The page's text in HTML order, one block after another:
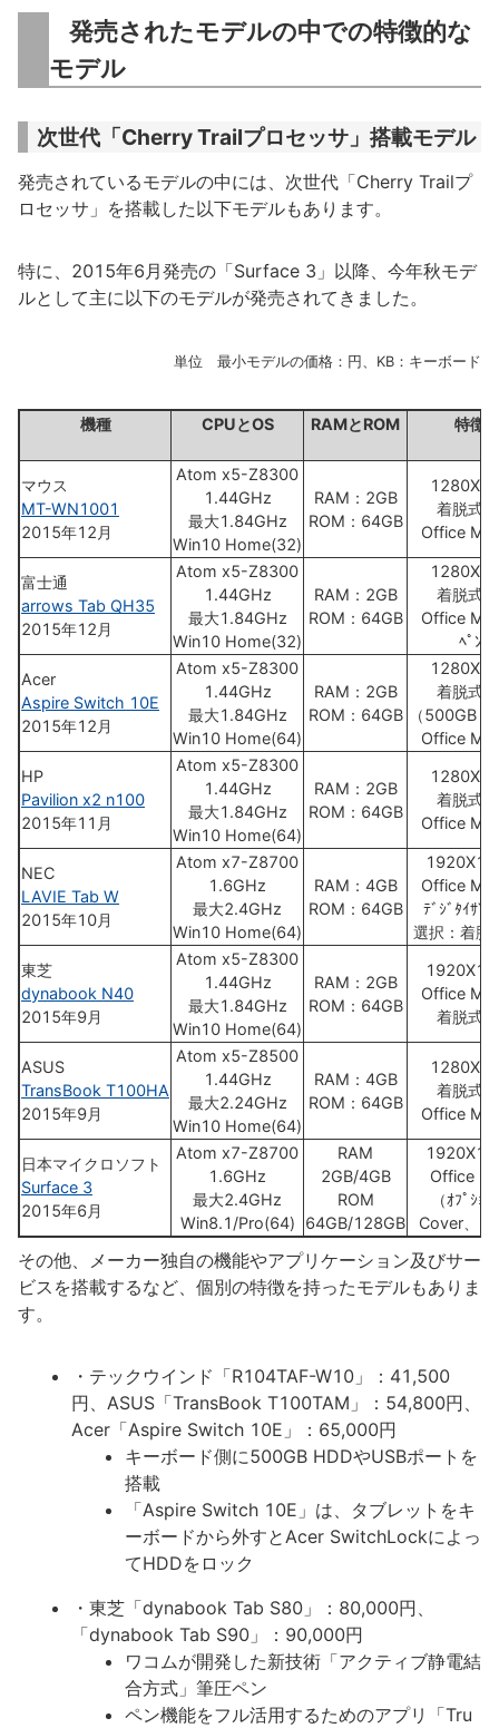
発売されたモデルの中での特徴的な
モデル
次世代「Cherry Trailプロセッサ」搭載モデル
発売されているモデルの中には、次世代「Cherry Trailプ
ロセッサ」を搭載した以下モデルもあります。
特に、2015年6月発売の「Surface 3」以降、今年秋モデ
ルとして主に以下のモデルが発売されてきました。
単位 最小モデルの価格：円、KB：キーボード
機種 CPUとOS RAMとROM 特徴
マウス
MT-WN1001
2015年12月
Atom x5-Z8300
1.44GHz
最大1.84GHz
Win10 Home(32)
RAM：2GB
ROM：64GB
着脱式
Office
富士通
arrows Tab QH35
2015年12月
Atom x5-Z8300
1.44GHz
最大1.84GHz
Win10 Home(32)
RAM：2GB
ROM：64GB
着脱式
Office
ﾍﾟﾝ
Acer
Aspire Switch 10E
2015年12月
Atom x5-Z8300
1.44GHz
最大1.84GHz
Win10 Home(64)
RAM：2GB
ROM：64GB
着脱式
（500GB
Office
HP
Pavilion x2 n100
2015年11月
Atom x5-Z8300
1.44GHz
最大1.84GHz
Win10 Home(64)
RAM：2GB
ROM：64GB
着脱式
Office
NEC
LAVIE Tab W
2015年10月
Atom x7-Z8700
1.6GHz
最大2.4GHz
Win10 Home(64)
RAM：4GB
ROM：64GB
Office
ﾃﾞｼﾞﾀｲｻﾞｰ
選択：着脱
東芝
dynabook N40
2015年9月
Atom x5-Z8300
1.44GHz
最大1.84GHz
Win10 Home(64)
RAM：2GB
ROM：64GB
Office
着脱式
ASUS
TransBook T100HA
2015年9月
Atom x5-Z8500
1.44GHz
最大2.24GHz
Win10 Home(64)
RAM：4GB
ROM：64GB
着脱式
Office
日本マイクロソフト
Surface 3
2015年6月
Atom x7-Z8700
1.6GHz
最大2.4GHz
Win8.1/Pro(64)
RAM
2GB/4GB
ROM
64GB/128GB
Office
（ｵﾌﾟｼｮ
Cover、
その他、メーカー独自の機能やアプリケーション及びサー
ビスを搭載するなど、個別の特徴を持ったモデルもありま
す。
・テックウインド「R104TAF-W10」：41,500
円、ASUS「TransBook T100TAM」：54,800円、
Acer「Aspire Switch 10E」：65,000円
キーボード側に500GB HDDやUSBポートを
搭載
「Aspire Switch 10E」は、タブレットをキ
ーボードから外すとAcer SwitchLockによっ
てHDDをロック
・東芝「dynabook Tab S80」：80,000円、
「dynabook Tab S90」：90,000円
ワコムが開発した新技術「アクティブ静電結
合方式」筆圧ペン
ペン機能をフル活用するためのアプリ「Tru